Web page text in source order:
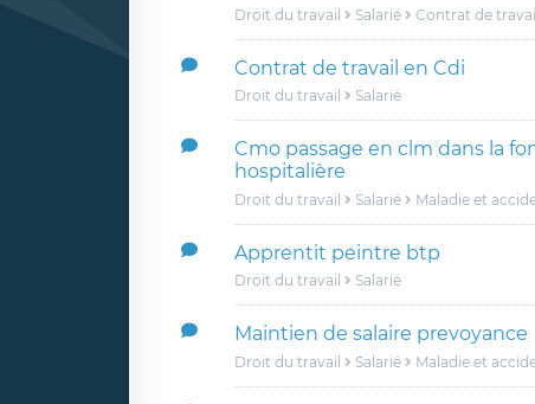
Droit du travail Salarié Contrat de travail
Contrat de travail en Cdi
Droit du travail Salarié
Cmo passage en clm dans la
hospitalière
Droit du travail Salarié Maladie et
Apprentit peintre btp
Droit du travail Salarié
Maintien de salaire prevoyance
Droit du travail Salarié Maladie et